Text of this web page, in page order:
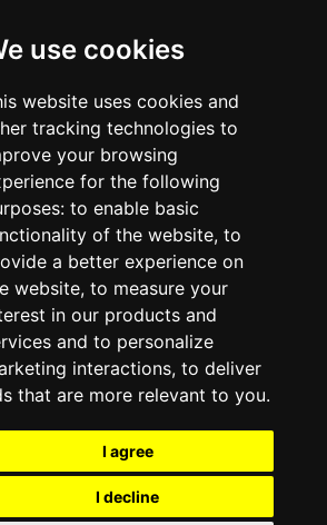
use cookies
website uses cookies and
tracking technologies to
your browsing
for the following
to enable basic
of the website, to
a better experience on
website, to measure your
in our products and
and to personalize
interactions, to deliver
that are more relevant to you.
I agree
I decline
egoteko
JARRI
6. solairua, 48011 Bilbo